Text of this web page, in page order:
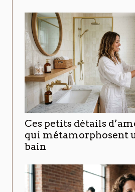
Ces petits détails
qui métamorphosent
bain